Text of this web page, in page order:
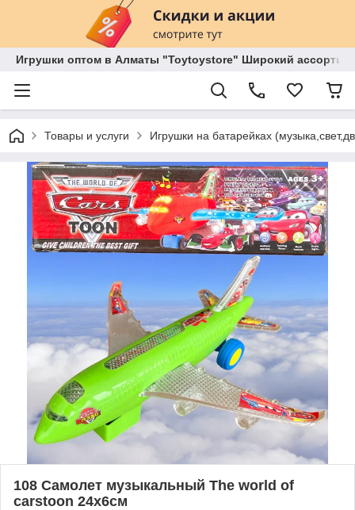
Игрушки оптом в Алматы "Toytoystore" Широкий
Товары и услуги Игрушки на батарейках
108 Самолет музыкальный The world of
carstoon 24х6см